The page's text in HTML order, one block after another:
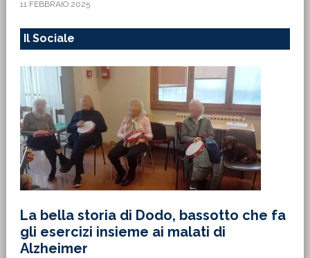
11 FEBBRAIO 2025
Il Sociale
La bella storia di Dodo, bassotto che fa
gli esercizi insieme ai malati di
Alzheimer